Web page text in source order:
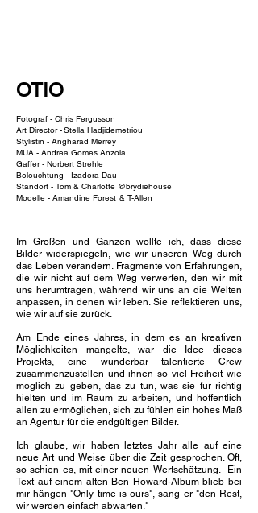
OTIO
Fotograf - Chris Fergusson
Art Director -Stella Hadjidemetriou
Stylistin - Angharad Merrey
MUA - Andrea Gomes Anzola
Gaffer - Norbert Strehle
Beleuchtung - Izadora Dau
Standort - Tom & Charlotte @brydiehouse
Modelle - Amandine Forest & T-Allen
Im Großen und Ganzen wollte ich, dass diese
Bilder widerspiegeln, wie wir unseren Weg durch
das Leben verändern. Fragmente von Erfahrungen,
die wir nicht auf dem Weg verwerfen, den wir mit
uns herumtragen, während wir uns an die Welten
anpassen, in denen wir leben. Sie reflektieren uns,
wie wir auf sie zurück.
Am Ende eines Jahres, in dem es an kreativen
Möglichkeiten mangelte, war die Idee dieses
Projekts, eine wunderbar talentierte Crew
zusammenzustellen und ihnen so viel Freiheit wie
möglich zu geben, das zu tun, was sie für richtig
hielten und im Raum zu arbeiten, und hoffentlich
allen zu ermöglichen, sich zu fühlen ein hohes Maß
an Agentur für die endgültigen Bilder.
Ich glaube, wir haben letztes Jahr alle auf eine
neue Art und Weise über die Zeit gesprochen. Oft,
so schien es, mit einer neuen Wertschätzung.
Ein
Text auf einem alten Ben Howard-Album blieb bei
mir hängen "Only time is ours", sang er "den Rest,
wir werden einfach abwarten."